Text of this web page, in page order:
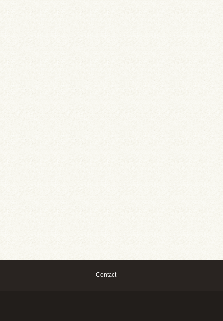
Contact